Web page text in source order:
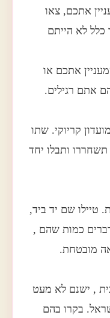
אתכם, צאו
כלל לא הייתם
אתכם או
אתם רגילים.
קריוקי. שתו
ותבלו יחד
טיילו שם יד ביד,
כמות שהם ,
מובטחת.
, ישנם לא מעט
בקרו בהם